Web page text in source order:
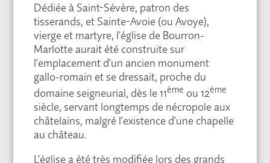
Dédiée à Saint-Sévère, patron des
tisserands, et Sainte-Avoie (ou Avoye),
vierge et martyre, l’église de Bourron-
Marlotte aurait été construite sur
l’emplacement d’un ancien monument
gallo-romain et se dressait, proche du
domaine seigneurial, dès le 11ème ou 12ème
siècle, servant longtemps de nécropole aux
châtelains, malgré l’existence d’une chapelle
au château.
L’église a été très modifiée lors des grands